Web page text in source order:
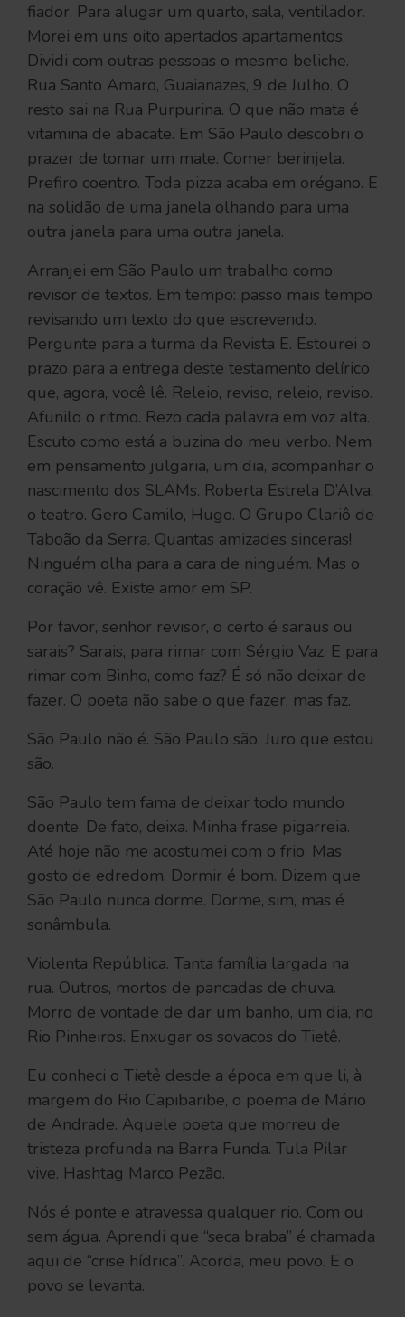
fiador. Para alugar um quarto, sala, ventilador.
Morei em uns oito apertados apartamentos.
Dividi com outras pessoas o mesmo beliche.
Rua Santo Amaro, Guaianazes, 9 de Julho. O
resto sai na Rua Purpurina. O que não mata é
vitamina de abacate. Em São Paulo descobri o
prazer de tomar um mate. Comer berinjela.
Prefiro coentro. Toda pizza acaba em orégano. E
na solidão de uma janela olhando para uma
outra janela para uma outra janela.
Arranjei em São Paulo um trabalho como
revisor de textos. Em tempo: passo mais tempo
revisando um texto do que escrevendo.
Pergunte para a turma da Revista E. Estourei o
prazo para a entrega deste testamento delírico
que, agora, você lê. Releio, reviso, releio, reviso.
Afunilo o ritmo. Rezo cada palavra em voz alta.
Escuto como está a buzina do meu verbo. Nem
em pensamento julgaria, um dia, acompanhar o
nascimento dos SLAMs. Roberta Estrela D’Alva,
o teatro. Gero Camilo, Hugo. O Grupo Clariô de
Taboão da Serra. Quantas amizades sinceras!
Ninguém olha para a cara de ninguém. Mas o
coração vê. Existe amor em SP.
Por favor, senhor revisor, o certo é saraus ou
sarais? Sarais, para rimar com Sérgio Vaz. E para
rimar com Binho, como faz? É só não deixar de
fazer. O poeta não sabe o que fazer, mas faz.
São Paulo não é. São Paulo são. Juro que estou
são.
São Paulo tem fama de deixar todo mundo
doente. De fato, deixa. Minha frase pigarreia.
Até hoje não me acostumei com o frio. Mas
gosto de edredom. Dormir é bom. Dizem que
São Paulo nunca dorme. Dorme, sim, mas é
sonâmbula.
Violenta República. Tanta família largada na
rua. Outros, mortos de pancadas de chuva.
Morro de vontade de dar um banho, um dia, no
Rio Pinheiros. Enxugar os sovacos do Tietê.
Eu conheci o Tietê desde a época em que li, à
margem do Rio Capibaribe, o poema de Mário
de Andrade. Aquele poeta que morreu de
tristeza profunda na Barra Funda. Tula Pilar
vive. Hashtag Marco Pezão.
Nós é ponte e atravessa qualquer rio. Com ou
sem água. Aprendi que “seca braba” é chamada
aqui de “crise hídrica”. Acorda, meu povo. E o
povo se levanta.